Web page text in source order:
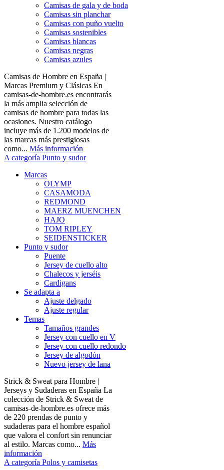
Camisas de gala y de boda
Camisas sin planchar
Camisas con puño vuelto
Camisas sostenibles
Camisas blancas
Camisas negras
Camisas azules
Camisas de Hombre en España |
Marcas Premium y Clásicas En
camisas-de-hombre.es encontrarás
la más amplia selección de
camisas de hombre para todas las
ocasiones. Nuestro catálogo
incluye más de 1.200 modelos de
las marcas más prestigiosas
como... Más información
A categoría Punto y sudor
Marcas
OLYMP
CASAMODA
REDMOND
MAERZ MUENCHEN
HAJO
TOM RIPLEY
SEIDENSTICKER
Punto y sudor
Puente
Jersey de cuello alto
Chalecos y jerséis
Cardigans
Se adapta a
Ajuste delgado
Ajuste regular
Temas
Tamaños grandes
Jersey con cuello en V
Jersey con cuello redondo
Jersey de algodón
Nuevo jersey de lana
Strick & Sweat para Hombre |
Jerseys y Sudaderas en España La
colección de Strick & Sweat de
camisas-de-hombre.es ofrece más
de 220 prendas de punto y
sudaderas para el hombre español
que valora el confort sin renunciar
al estilo. Marcas como... Más
información
A categoría Polos y camisetas